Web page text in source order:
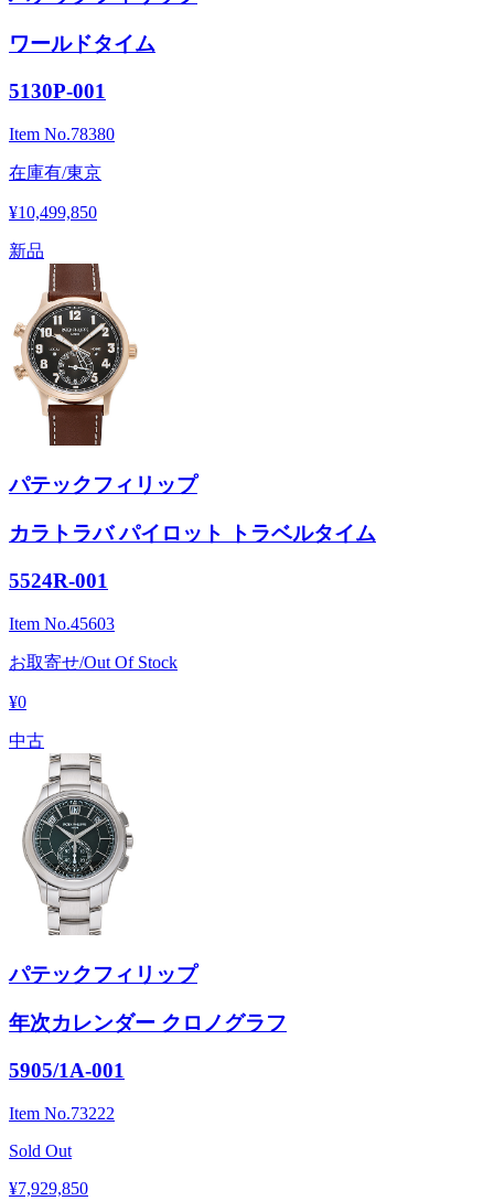
ワールドタイム
5130P-001
Item No.78380
在庫有/東京
¥10,499,850
新品
パテックフィリップ
カラトラバ パイロット トラベルタイム
5524R-001
Item No.45603
お取寄せ/Out Of Stock
¥0
中古
パテックフィリップ
年次カレンダー クロノグラフ
5905/1A-001
Item No.73222
Sold Out
¥7,929,850